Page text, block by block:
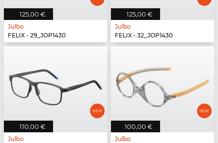
125,00 €
Julbo
FELIX - 29_JOP1430
125,00 €
Julbo
FELIX - 32_JOP1430
110,00 €
Julbo
100,00 €
Julbo